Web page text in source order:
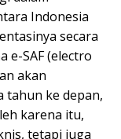
Indonesia
secara
e-SAF (electro
akan
tahun ke depan,
karena itu,
tetapi juga